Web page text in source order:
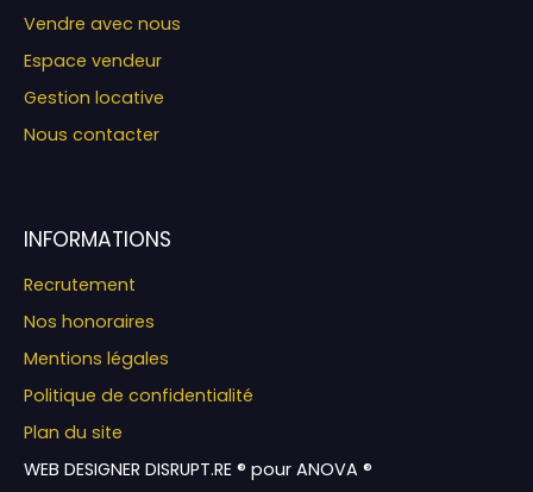
Vendre avec nous
Espace vendeur
Gestion locative
Nous contacter
INFORMATIONS
Recrutement
Nos honoraires
Mentions légales
Politique de confidentialité
Plan du site
WEB DESIGNER DISRUPT.RE ® pour ANOVA ®